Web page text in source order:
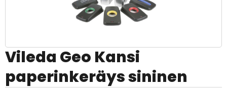
Vileda Geo Kansi
paperinkeräys sininen